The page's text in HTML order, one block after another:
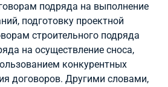
подряда на выполнение
подготовку проектной
строительного подряда
на осуществление сноса,
конкурентных
договоров. Другими словами,